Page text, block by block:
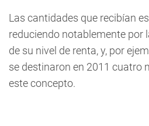
Las cantidades que recibían
reduciendo notablemente por
de su nivel de renta, y, por
se destinaron en 2011 cuatro
este concepto.